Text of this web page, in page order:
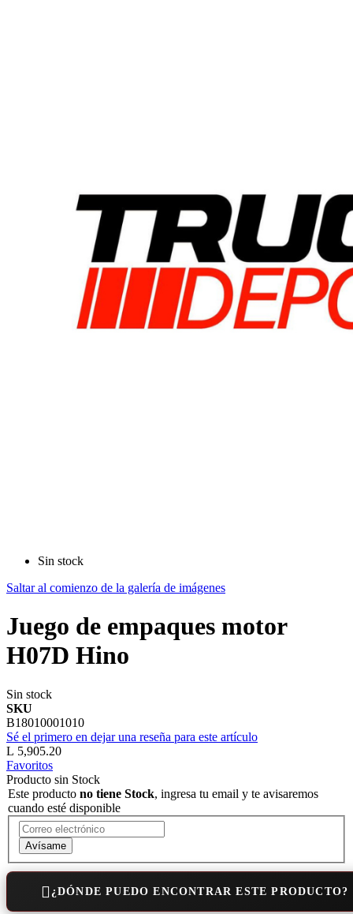
Sin stock
Saltar al comienzo de la galería de imágenes
Juego de empaques motor
H07D Hino
Sin stock
SKU
B18010001010
Sé el primero en dejar una reseña para este artículo
L 5,905.20
Favoritos
Producto sin Stock
Este producto no tiene Stock, ingresa tu email y te avisaremos
cuando esté disponible
Avísame
¿DÓNDE PUEDO ENCONTRAR ESTE PRODUCTO?